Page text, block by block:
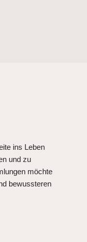
ins Leben
und zu
möchte
bewussteren